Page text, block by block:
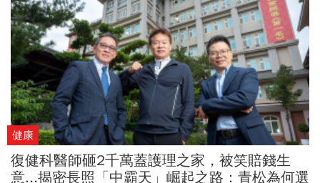
仁勳，陳福陽的舉手投足不算具有明星魅力，在半導體產業亦
是半路出家； 但這位非典型的科技產業執行長，卻用他的財務
專業快速打造30兆市值博通帝國，成為AI戰場上不可忽視的另
一位領銜旗手。
健康
復健科醫師砸2千萬蓋護理之家，被笑賠錢生
意...揭密長照「中霸天」崛起之路：青松為何選